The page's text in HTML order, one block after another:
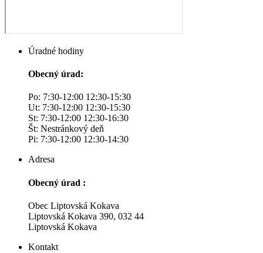
Úradné hodiny
Obecný úrad:
Po: 7:30-12:00 12:30-15:30
Ut: 7:30-12:00 12:30-15:30
St: 7:30-12:00 12:30-16:30
Št: Nestránkový deň
Pi: 7:30-12:00 12:30-14:30
Adresa
Obecný úrad :
Obec Liptovská Kokava
Liptovská Kokava 390, 032 44
Liptovská Kokava
Kontakt